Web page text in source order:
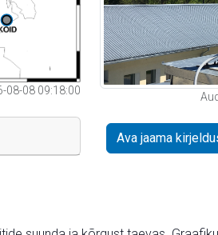
08-08 09:18:00
Ava jaama